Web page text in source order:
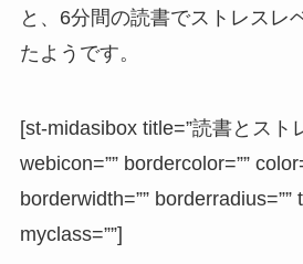
と、6分間の読書でストレスレ
たようです。
[st-midasibox title=”読書とスト
webicon=”” bordercolor=””
borderwidth=”” borderradius=””
myclass=””]